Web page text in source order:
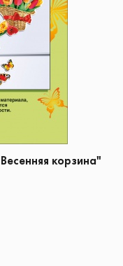
корзина"